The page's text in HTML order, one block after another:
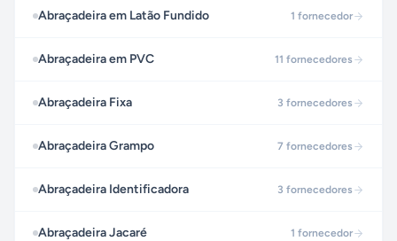
Abraçadeira em Latão Fundido 1 fornecedor
Abraçadeira em PVC 11 fornecedores
Abraçadeira Fixa 3 fornecedores
Abraçadeira Grampo 7 fornecedores
Abraçadeira Identificadora 3 fornecedores
Abraçadeira Jacaré 1 fornecedor